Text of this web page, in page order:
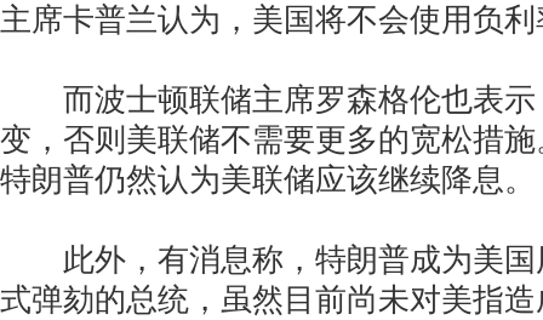
主席卡普兰认为，美国将不会使用负
而波士顿联储主席罗森格伦也表示
变，否则美联储不需要更多的宽松措
特朗普仍然认为美联储应该继续降息。
此外，有消息称，特朗普成为美国
式弹劾的总统，虽然目前尚未对美指